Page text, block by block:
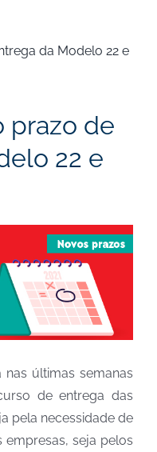
prazo de
22 e
últimas semanas
de entrega das
pela necessidade de
seja pelos